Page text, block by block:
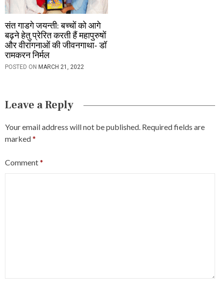
संत गाडगे जयन्ती: बच्चों को आगे
बढ़ने हेतु प्रेरित करती हैं महापुरुषों
और वीरांगनाओं की जीवनगाथा- डॉ
रामकरन निर्मल
POSTED ON MARCH 21, 2022
Leave a Reply
Your email address will not be published. Required fields are
marked*
Comment*